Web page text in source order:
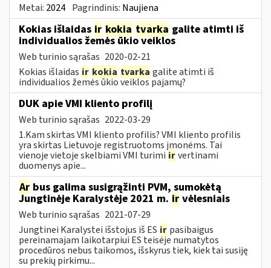
Metai: 2024 Pagrindinis: Naujiena
Kokias išlaidas ir kokia tvarka galite atimti iš
individualios žemės ūkio veiklos
Web turinio sąrašas 2020-02-21
Kokias išlaidas ir kokia tvarka galite atimti iš
individualios žemės ūkio veiklos pajamų?
DUK apie VMI kliento profilį
Web turinio sąrašas 2022-03-29
1.Kam skirtas VMI kliento profilis? VMI kliento profilis
yra skirtas Lietuvoje registruotoms įmonėms. Tai
vienoje vietoje skelbiami VMI turimi irvertinami
duomenys apie...
Ar bus galima susigrąžinti PVM, sumokėtą
Jungtinėje Karalystėje 2021 m. ir vėlesniais
Web turinio sąrašas 2021-07-29
Jungtinei Karalystei išstojus iš ES ir pasibaigus
pereinamajam laikotarpiui ES teisėje numatytos
procedūros nebus taikomos, išskyrus tiek, kiek tai susiję
su prekių pirkimu...